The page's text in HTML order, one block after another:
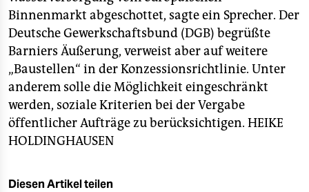
Binnenmarkt abgeschottet, sagte ein Sprecher. Der
Deutsche Gewerkschaftsbund (DGB) begrüßte
Barniers Äußerung, verweist aber auf weitere
„Baustellen“ in der Konzessionsrichtlinie. Unter
anderem solle die Möglichkeit eingeschränkt
werden, soziale Kriterien bei der Vergabe
öffentlicher Aufträge zu berücksichtigen. HEIKE
HOLDINGHAUSEN
Diesen Artikel teilen